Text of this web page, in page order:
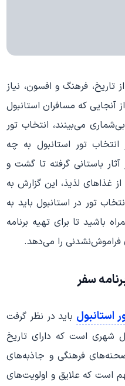
تاریخ، فرهنگ و افسون، نیاز
آنجایی که مسافران استانبول
می‌بینند، انتخاب تور
تور استانبول به چه
باستانی گرفته تا گشت و
غذاهای لذیذ، این گزارش به
تور در استانبول باید به
باشید تا برای تهیه برنامه
فراموش‌نشدنی را می‌دهد.
سفر
استانبول باید در نظر گرفت
شهری است که دارای تاریخ
فرهنگی و جاذبه‌های
است که علایق و اولویت‌های